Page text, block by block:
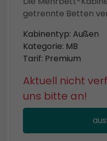
getrennte Betten
Kabinentyp: Außen
Kategorie: MB
Tarif: Premium
Aktuell nicht
uns bitte an!